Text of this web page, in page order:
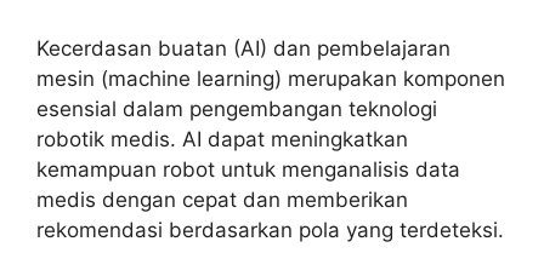
Kecerdasan buatan (AI) dan pembelajaran
mesin (machine learning) merupakan komponen
esensial dalam pengembangan teknologi
robotik medis. AI dapat meningkatkan
kemampuan robot untuk menganalisis data
medis dengan cepat dan memberikan
rekomendasi berdasarkan pola yang terdeteksi.